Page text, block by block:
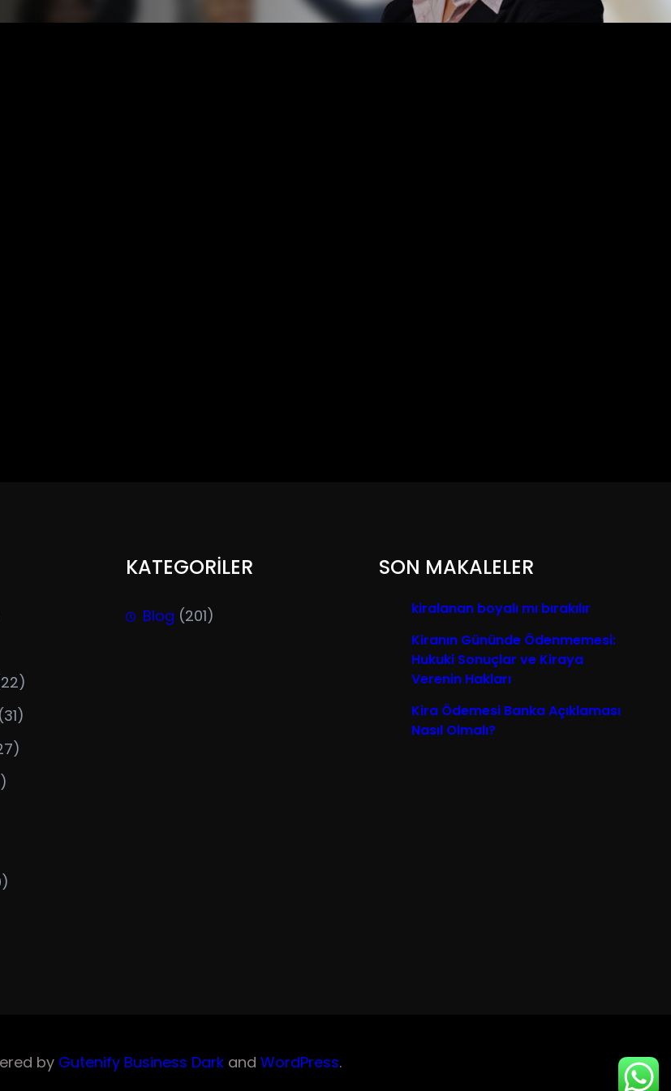
(31)
KATEGORİLER
Blog (201)
SON MAKALELER
kiralanan boyalı mı bırakılır
Kiranın Gününde Ödenmemesi:
Hukuki Sonuçlar ve Kiraya
Verenin Hakları
Kira Ödemesi Banka Açıklaması
Nasıl Olmalı?
by Gutenify Business Dark and WordPress.